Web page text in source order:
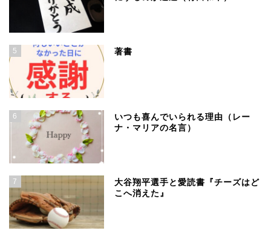
5 著書
6
いつも喜んでいられる理由（レー
ナ・マリアの名言）
7
大谷翔平選手と愛読書『チーズはど
こへ消えた』